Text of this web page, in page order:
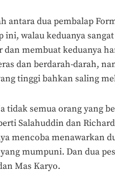
antara dua pembalap
ini, walau keduanya
dan membuat keduanya
dan berdarah-darah,
tinggi bahkan saling
tidak semua orang yang
Salahuddin dan
mencoba menawarkan
mumpuni. Dan dua
Mas Karyo.